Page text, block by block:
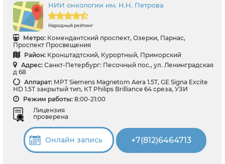
НИИ онкологии им. Н.Н. Петрова
Народный рейтинг
Метро: Комендантский проспект, Озерки, Парнас,
Проспект Просвещения
Район: Кронштадтский, Курортный, Приморский
Адрес: Санкт-Петербург: Песочный пос., ул. Ленинградская
д 68
Аппарат: МРТ Siemens Magnetom Aera 1.5T, GE Signa Excite
HD 1.5T закрытый тип, КТ Philips Brilliance 64 среза, УЗИ
Режим работы: 8:00-21:00
Лицензия
проверена
Онлайн запись +7(812)6464713